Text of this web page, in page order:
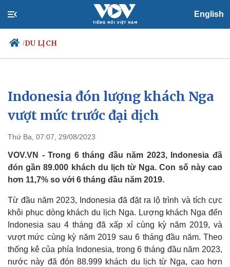
English
/DU LỊCH
Chính trị
Đảng
Tổ chức nhân sự
Nhận diện sự thật
Xã hội
Tin 24h
Dự báo thời tiết
Việc làm
Biển đảo
Indonesia đón lượng khách Nga
vượt mức trước đại dịch
Thứ Ba, 07:07, 29/08/2023
VOV.VN - Trong 6 tháng đầu năm 2023, Indonesia đã
đón gần 89.000 khách du lịch từ Nga. Con số này cao
hơn 11,7% so với 6 tháng đầu năm 2019.
Từ đầu năm 2023, Indonesia đã đặt ra lộ trình và tích cực
khôi phục dòng khách du lịch Nga. Lượng khách Nga đến
Indonesia sau 4 tháng đã xấp xỉ cùng kỳ năm 2019, và
vượt mức cùng kỳ năm 2019 sau 6 tháng đầu năm. Theo
thống kê của phía Indonesia, trong 6 tháng đầu năm 2023,
nước này đã đón 88.999 khách du lịch từ Nga, cao hơn